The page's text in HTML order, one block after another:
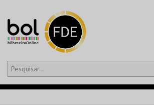
Olá,iniciar sessão